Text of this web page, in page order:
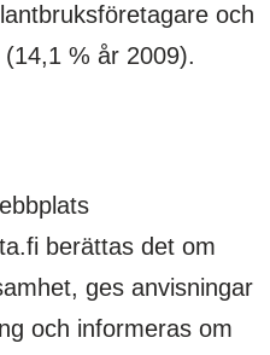
och
% år 2009).
berättas det om
ges anvisningar
och informeras om